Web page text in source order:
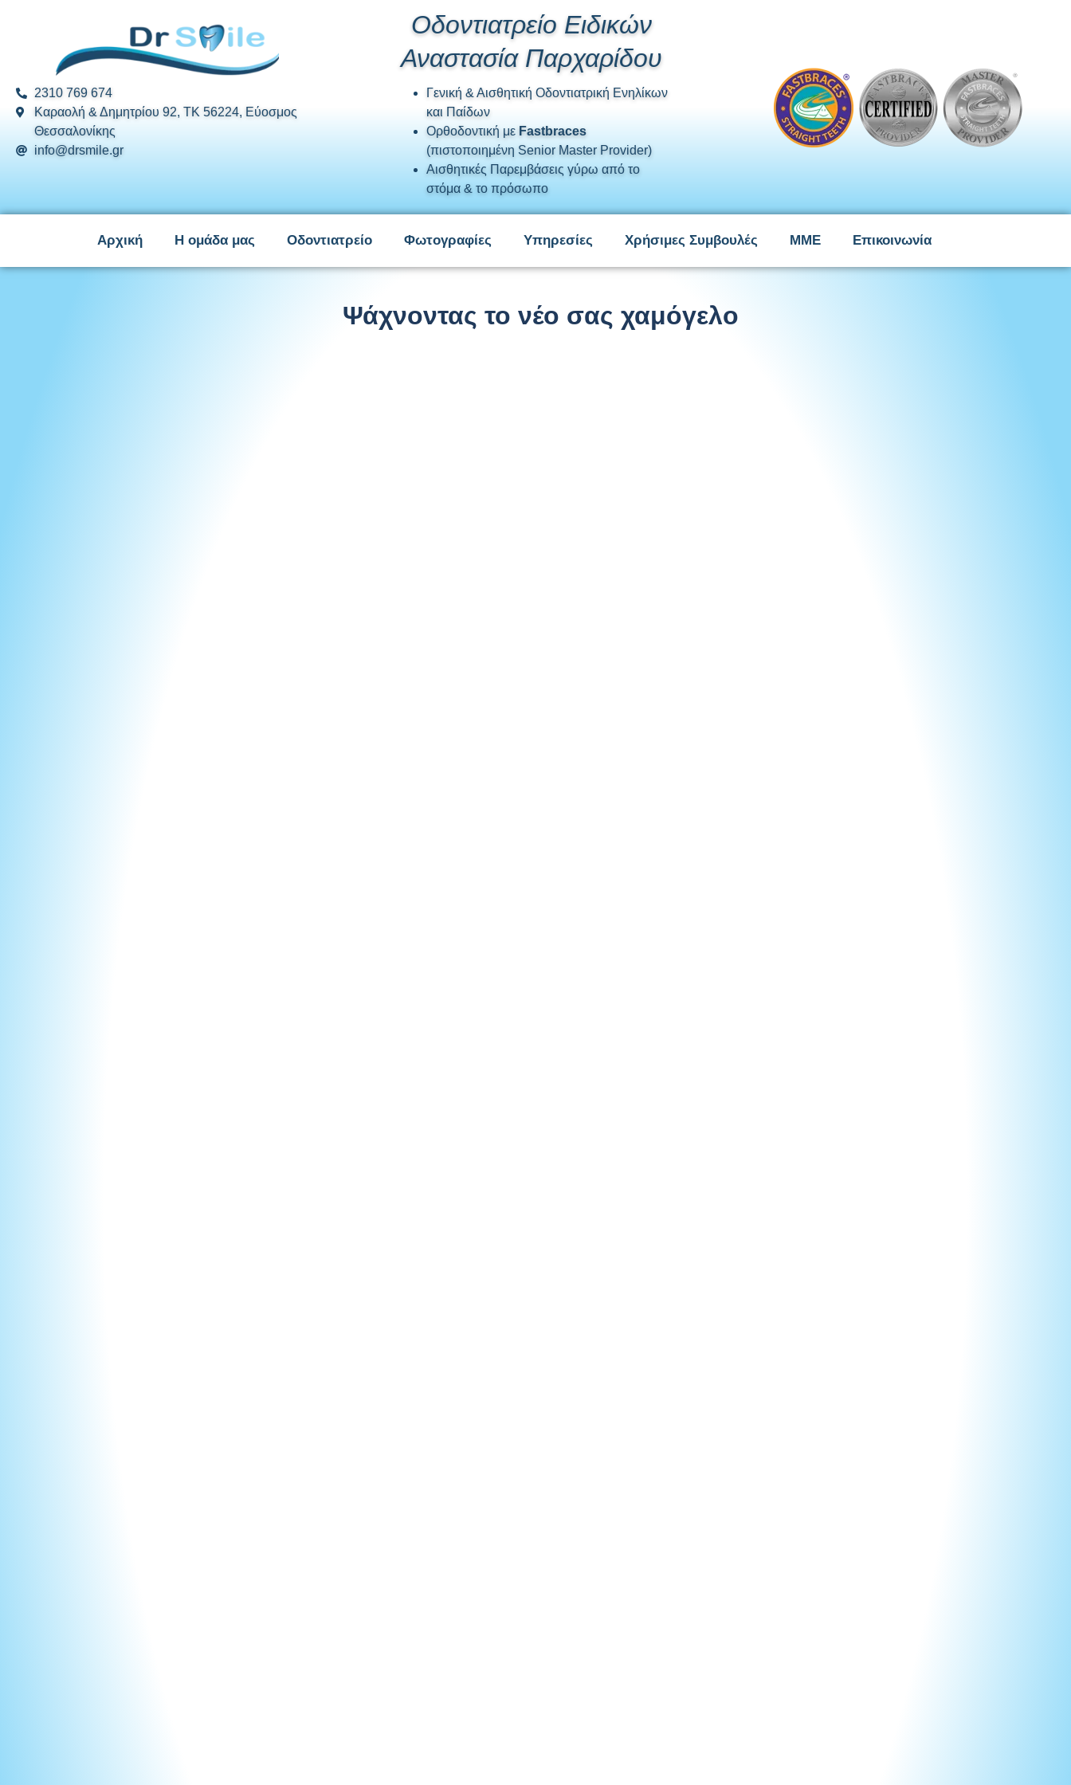
2310 769 674
Καραολή & Δημητρίου 92, ΤΚ 56224, Εύοσμος
Θεσσαλονίκης
info@drsmile.gr
Οδοντιατρείο Ειδικών
Αναστασία Παρχαρίδου
Γενική & Αισθητική Οδοντιατρική Ενηλίκων
και Παίδων
Ορθοδοντική με Fastbraces
(πιστοποιημένη Senior Master Provider)
Αισθητικές Παρεμβάσεις γύρω από το
στόμα & το πρόσωπο
Αρχική Η ομάδα μας Οδοντιατρείο Φωτογραφίες Υπηρεσίες Χρήσιμες Συμβουλές ΜΜΕ Επικοινωνία
Ψάχνοντας το νέο σας χαμόγελο